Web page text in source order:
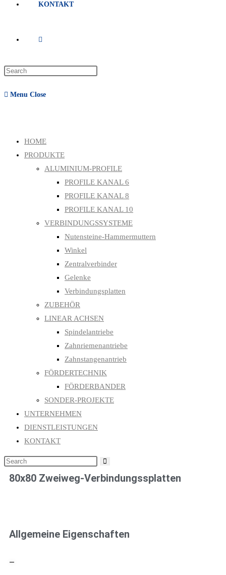
KONTAKT
Menu Close
HOME
PRODUKTE
ALUMINIUM-PROFILE
PROFILE KANAL 6
PROFILE KANAL 8
PROFILE KANAL 10
VERBINDUNGSSYSTEME
Nutensteine-Hammermuttern
Winkel
Zentralverbinder
Gelenke
Verbindungsplatten
ZUBEHÖR
LINEAR ACHSEN
Spindelantriebe
Zahnriemenantriebe
Zahnstangenantrieb
FÖRDERTECHNIK
FÖRDERBANDER
SONDER-PROJEKTE
UNTERNEHMEN
DIENSTLEISTUNGEN
KONTAKT
80x80 Zweiweg-Verbindungssplatten
Allgemeine Eigenschaften
—